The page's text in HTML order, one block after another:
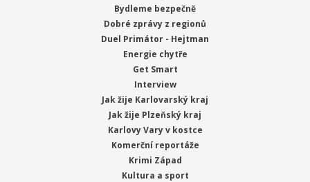
Bydleme bezpečně
Dobré zprávy z regionů
Duel Primátor - Hejtman
Energie chytře
Get Smart
Interview
Jak žije Karlovarský kraj
Jak žije Plzeňský kraj
Karlovy Vary v kostce
Komerční reportáže
Krimi Západ
Kultura a sport